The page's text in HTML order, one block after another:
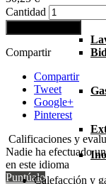
Calefacción y
Cantidad
Compartir
Compartir
Tweet
Google+
Pinterest
Calificaciones y
Nadie ha efectuado
en este idioma
Puntúalo